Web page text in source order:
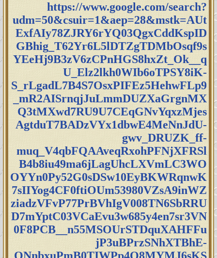
https://www.google.com/search?
udm=50&csuir=1&aep=28&mstk=AUt
ExfAIy78ZJRY6rYQ03QgxCddKspID
GBhig_T62Yr6L5lDTZgTDMbOsqf9s
YEeHj9B3zV6zCPnHGS8hxZt_Ok__q
U_Elz2lkh0WIb6oTPSY8iK-
S_rLgadL7B4S7OsxPIFEz5HehwFLp9
_mR2AISrnqjJuLmmDUZXaGrgnMX
Q3tMXwd7RU9U7CEqGNvYqxzMjes
AgtduT7BADzVYx1dbwE4MeNnJdU-
gwv_DRUZK_ff-
muq_V4qbFQAAveqRxohPFNjXFRSl
B4b8iu49ma6jLagUhcLXVmLC3WO
OYYn0Py52G0sDSw10EyBKWRqnwK
7sIIYog4CF0ftiOUm53980VZsA9inWZ
ziadzVFvP77PrBVhIgV008TN6SbRRU
D7mYptC03VCaEvu3w685y4en7sr3VN
0F8PCB__n55MSOUrSTDquXAHFFu
jP3uBPrzSNhXTBhE-